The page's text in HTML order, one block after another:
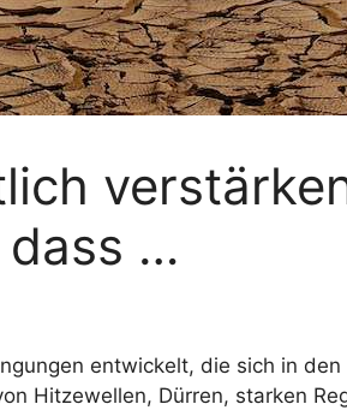
dass …
entwickelt, die sich in
Hitzewellen, Dürren, starken